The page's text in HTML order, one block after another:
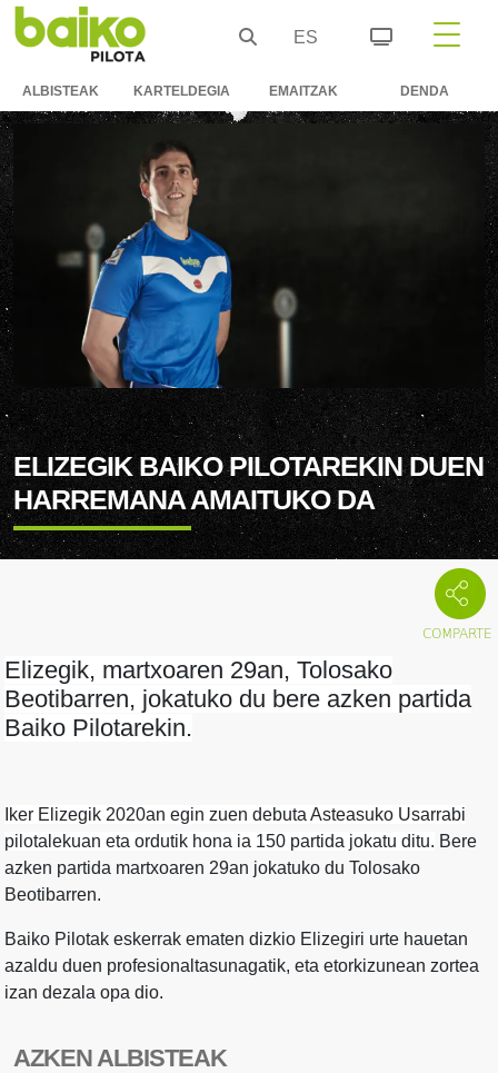
ES
ALBISTEAK KARTELDEGIA EMAITZAK DENDA
ELIZEGIK BAIKO PILOTAREKIN DUEN
HARREMANA AMAITUKO DA
Elizegik, martxoaren 29an, Tolosako
Beotibarren, jokatuko du bere azken partida
Baiko Pilotarekin.
Iker Elizegik 2020an egin zuen debuta Asteasuko Usarrabi
pilotalekuan eta ordutik hona ia 150 partida jokatu ditu. Bere
azken partida martxoaren 29an jokatuko du Tolosako
Beotibarren.
Baiko Pilotak eskerrak ematen dizkio Elizegiri urte hauetan
azaldu duen profesionaltasunagatik, eta etorkizunean zortea
izan dezala opa dio.
AZKEN ALBISTEAK